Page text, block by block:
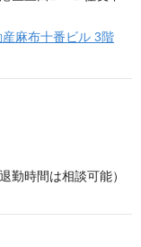
麻布十番ビル 3階
勤時間は相談可能）